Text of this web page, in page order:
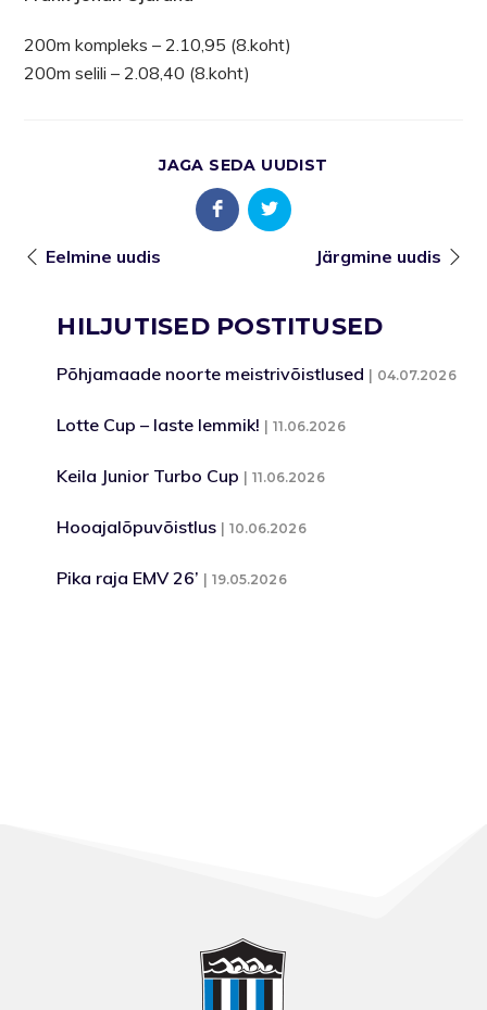
200m kompleks – 2.10,95 (8.koht)
200m selili – 2.08,40 (8.koht)
JAGA SEDA UUDIST
Eelmine uudis Järgmine uudis
HILJUTISED POSTITUSED
Põhjamaade noorte meistrivõistlused 04.07.2026
Lotte Cup – laste lemmik! 11.06.2026
Keila Junior Turbo Cup 11.06.2026
Hooajalõpuvõistlus 10.06.2026
Pika raja EMV 26’ 19.05.2026